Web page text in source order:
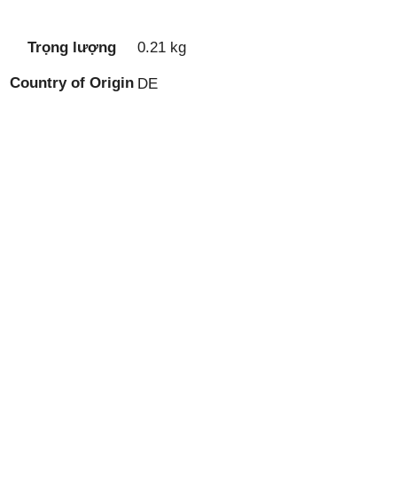
Trọng lượng 0.21 kg
Country of Origin DE